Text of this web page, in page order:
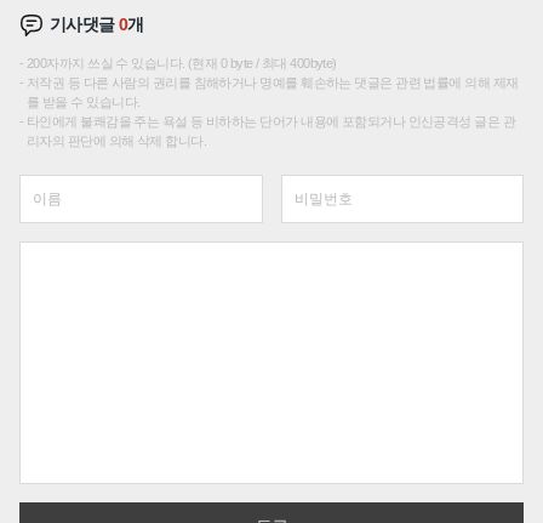
기사댓글0개
200자까지 쓰실 수 있습니다. (현재 0 byte / 최대 400byte)
저작권 등 다른 사람의 권리를 침해하거나 명예를 훼손하는 댓글은 관련 법률에 의해 제재
를 받을 수 있습니다.
타인에게 불쾌감을 주는 욕설 등 비하하는 단어가 내용에 포함되거나 인신공격성 글은 관
리자의 판단에 의해 삭제 합니다.